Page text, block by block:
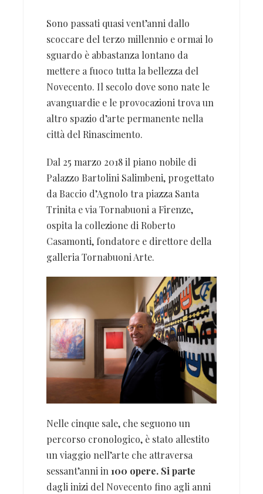
Sono passati quasi vent’anni dallo
scoccare del terzo millennio e ormai lo
sguardo è abbastanza lontano da
mettere a fuoco tutta la bellezza del
Novecento. Il secolo dove sono nate le
avanguardie e le provocazioni trova un
altro spazio d’arte permanente nella
città del Rinascimento.
Dal 25 marzo 2018 il piano nobile di
Palazzo Bartolini Salimbeni, progettato
da Baccio d’Agnolo tra piazza Santa
Trinita e via Tornabuoni a Firenze,
ospita la collezione di Roberto
Casamonti, fondatore e direttore della
galleria Tornabuoni Arte.
Nelle cinque sale, che seguono un
percorso cronologico, è stato allestito
un viaggio nell’arte che attraversa
sessant’anni in 100 opere. Si parte
dagli inizi del Novecento fino agli anni